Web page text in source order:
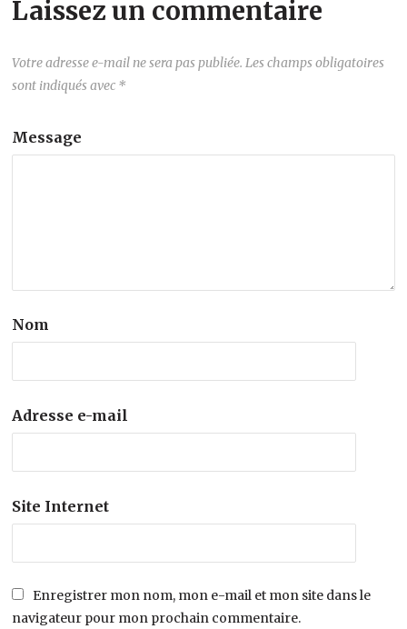
Laissez un commentaire
Votre adresse e-mail ne sera pas publiée. Les champs obligatoires
sont indiqués avec *
Message
Nom
Adresse e-mail
Site Internet
Enregistrer mon nom, mon e-mail et mon site dans le
navigateur pour mon prochain commentaire.